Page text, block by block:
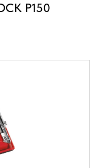
P150